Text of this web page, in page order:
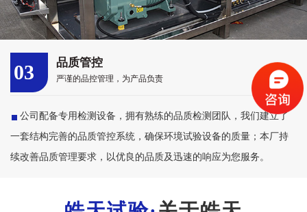
03 品质管控
严谨的品控管理，为产品负责
公司配备专用检测设备，拥有熟练的品质检测团队，我们建立了
一套结构完善的品质管控系统，确保环境试验设备的质量；本厂持
续改善品质管理要求，以优良的品质及迅速的响应为您服务。